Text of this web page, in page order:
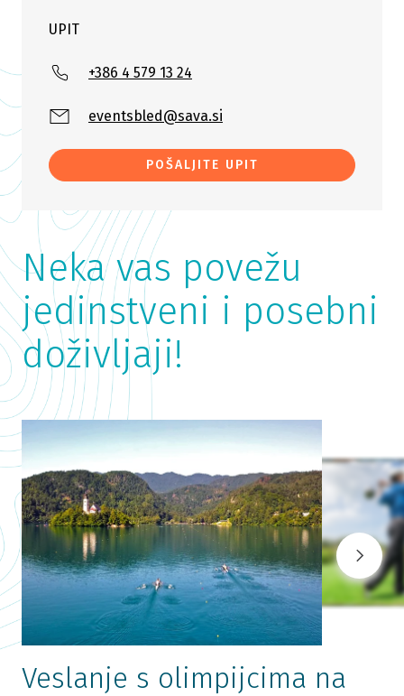
UPIT
+386 4 579 13 24
eventsbled@sava.si
POŠALJITE UPIT
​Neka vas povežu
jedinstveni i posebni
doživljaji!
Veslanje s olimpijcima na